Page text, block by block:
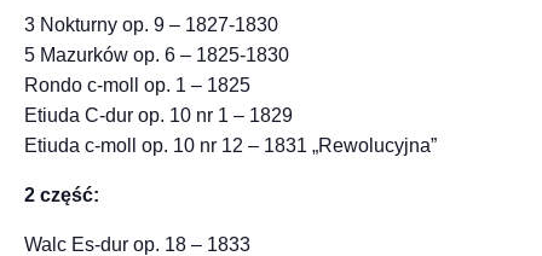
3 Nokturny op. 9 – 1827-1830
5 Mazurków op. 6 – 1825-1830
Rondo c-moll op. 1 – 1825
Etiuda C-dur op. 10 nr 1 – 1829
Etiuda c-moll op. 10 nr 12 – 1831 „Rewolucyjna”
2 część:
Walc Es-dur op. 18 – 1833